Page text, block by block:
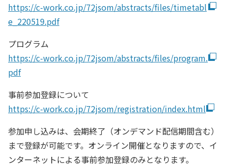
https://c-work.co.jp/72jsom/abstracts/files/timetabl
e_220519.pdf
プログラム
https://c-work.co.jp/72jsom/abstracts/files/program.
pdf
事前参加登録について
https://c-work.co.jp/72jsom/registration/index.html
参加申し込みは、会期終了（オンデマンド配信期間含む）
まで登録が可能です。オンライン開催となりますので、イ
ンターネットによる事前参加登録のみとなります。